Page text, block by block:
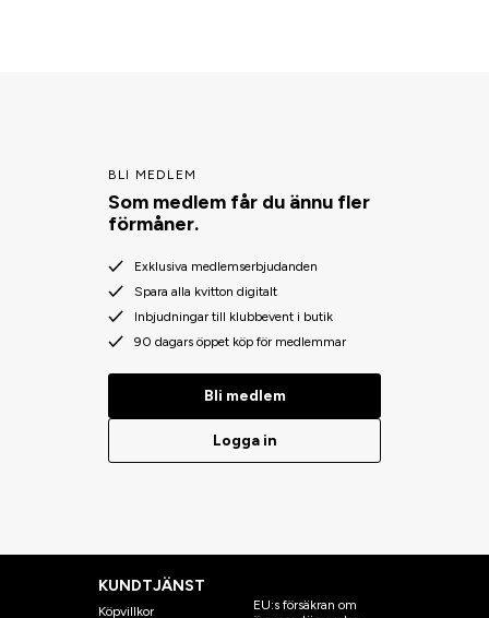
BLI MEDLEM
Som medlem får du ännu fler
förmåner.
Exklusiva medlemserbjudanden
Spara alla kvitton digitalt
Inbjudningar till klubbevent i butik
90 dagars öppet köp för medlemmar
Bli medlem
Logga in
KUNDTJÄNST
Köpvillkor
EU:s försäkran om